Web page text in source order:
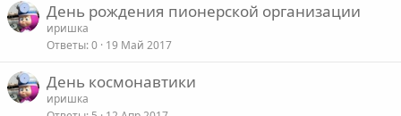
День рождения пионерской организации
иришка
Ответы 0 19 Май 2017
День космонавтики
иришка